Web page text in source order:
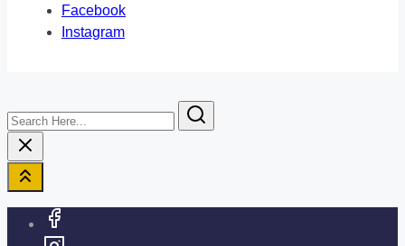
Facebook
Instagram
Search
Here...